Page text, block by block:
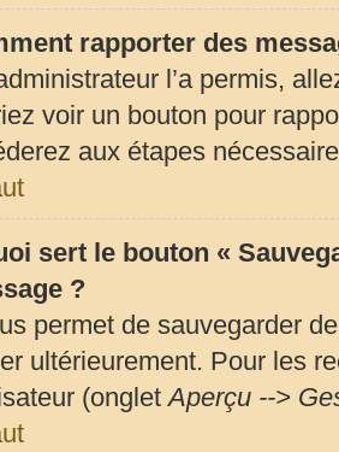
rapporter des
l’a permis,
voir un bouton pour
aux étapes
sert le bouton «
?
permet de sauvegarder
ultérieurement. Pour les
(ongletAperçu -->